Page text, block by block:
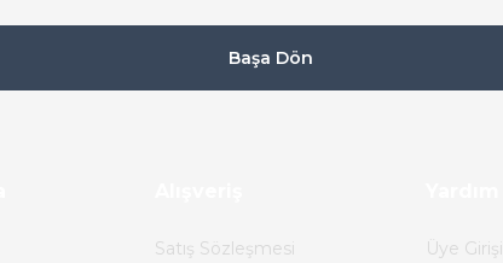
Başa Dön
Satış Sözleşmesi Üye Girişi